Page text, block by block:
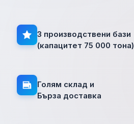
3 производствени бази
(капацитет 75 000 тона)
Голям склад и
Бърза доставка